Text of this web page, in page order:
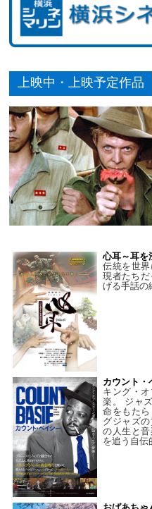
上映中・上映予定作品
心耳～耳
伝統を世
現者たち
げる手話の
カウント
キング・
楽。 ジャ
命をもた
グジャズ
の人生と
を追う自伝